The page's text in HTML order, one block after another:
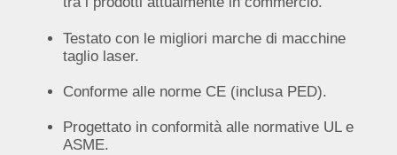
Testato con le migliori marche di macchine
taglio laser.
Conforme alle norme CE (inclusa PED).
Progettato in conformità alle normative UL e
ASME.